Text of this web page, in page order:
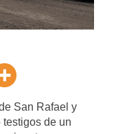
San Rafael y
de un